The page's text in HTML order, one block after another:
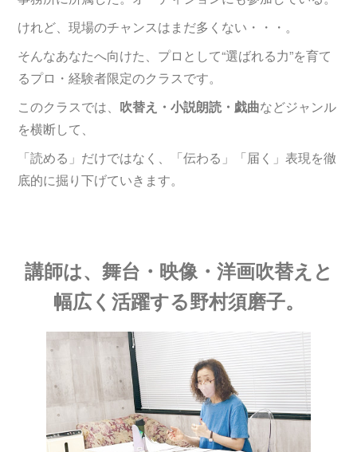
けれど、現場のチャンスはまだ多くない・・・。
そんなあなたへ向けた、プロとして“選ばれる力”を育て
るプロ・経験者限定のクラスです。
このクラスでは、 吹替え・小説朗読・戯曲などジャンル
を横断して、
「読める」だけではなく、「伝わる」「届く」表現を徹
底的に掘り下げていきます。
講師は、舞台・映像・洋画吹替えと
幅広く活躍する野村須磨子。